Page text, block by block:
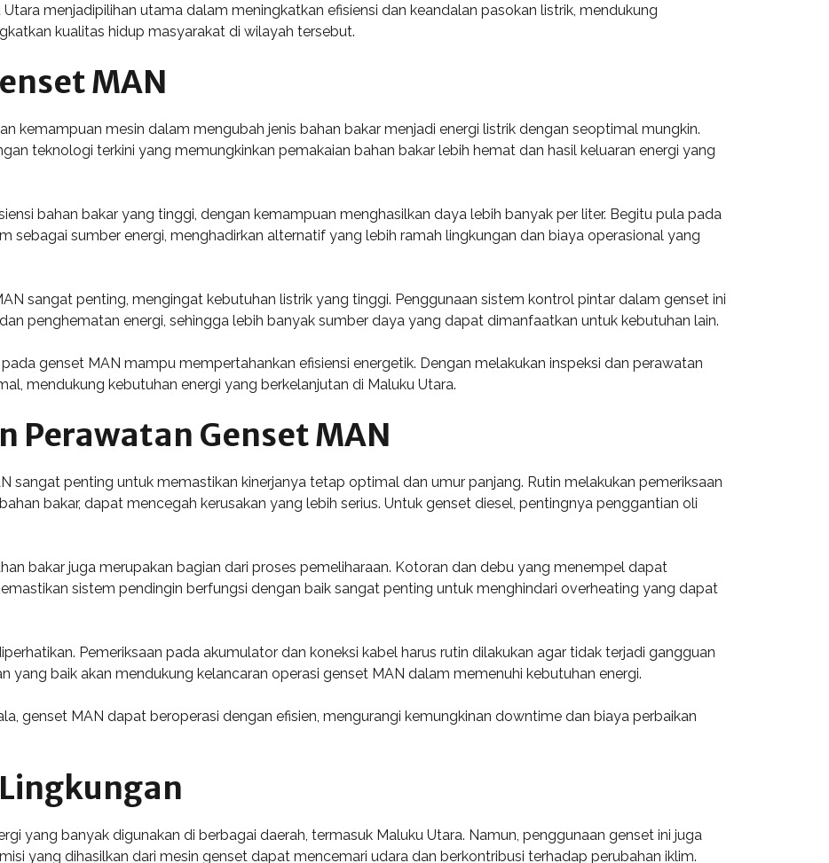
menjadipilihan utama dalam meningkatkan efisiensi dan keandalan pasokan listrik, mendukung
kualitas hidup masyarakat di wilayah tersebut.
MAN
kemampuan mesin dalam mengubah jenis bahan bakar menjadi energi listrik dengan seoptimal mungkin.
teknologi terkini yang memungkinkan pemakaian bahan bakar lebih hemat dan hasil keluaran energi yang
bahan bakar yang tinggi, dengan kemampuan menghasilkan daya lebih banyak per liter. Begitu pula pada
sebagai sumber energi, menghadirkan alternatif yang lebih ramah lingkungan dan biaya operasional yang
sangat penting, mengingat kebutuhan listrik yang tinggi. Penggunaan sistem kontrol pintar dalam genset ini
penghematan energi, sehingga lebih banyak sumber daya yang dapat dimanfaatkan untuk kebutuhan lain.
genset MAN mampu mempertahankan efisiensi energetik. Dengan melakukan inspeksi dan perawatan
mendukung kebutuhan energi yang berkelanjutan di Maluku Utara.
Perawatan Genset MAN
sangat penting untuk memastikan kinerjanya tetap optimal dan umur panjang. Rutin melakukan pemeriksaan
bakar, dapat mencegah kerusakan yang lebih serius. Untuk genset diesel, pentingnya penggantian oli
bakar juga merupakan bagian dari proses pemeliharaan. Kotoran dan debu yang menempel dapat
sistem pendingin berfungsi dengan baik sangat penting untuk menghindari overheating yang dapat
Pemeriksaan pada akumulator dan koneksi kabel harus rutin dilakukan agar tidak terjadi gangguan
yang baik akan mendukung kelancaran operasi genset MAN dalam memenuhi kebutuhan energi.
genset MAN dapat beroperasi dengan efisien, mengurangi kemungkinan downtime dan biaya perbaikan
yang banyak digunakan di berbagai daerah, termasuk Maluku Utara. Namun, penggunaan genset ini juga
yang dihasilkan dari mesin genset dapat mencemari udara dan berkontribusi terhadap perubahan iklim.